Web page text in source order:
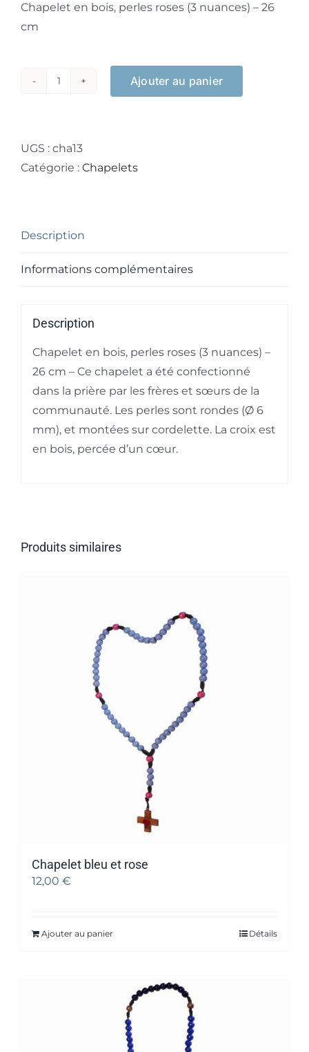
Chapelet en bois, perles roses (3 nuances) – 26
cm
chapelet
rose
Ajouter au panier
UGS : cha13
Catégorie : Chapelets
Description
Informations complémentaires
Description
Chapelet en bois, perles roses (3 nuances) –
26 cm – Ce chapelet a été confectionné
dans la prière par les frères et sœurs de la
communauté. Les perles sont rondes (Ø 6
mm), et montées sur cordelette. La croix est
en bois, percée d’un cœur.
Produits similaires
Chapelet bleu et rose
12,00 €
Ajouter au panier Détails